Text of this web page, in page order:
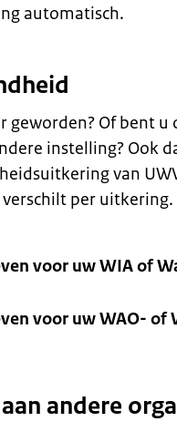
automatisch.
geworden? Of bent u
instelling? Ook
van
per uitkering.
voor uw WIA of
voor uw WAO- of
andere